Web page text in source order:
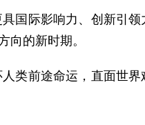
国际影响力、创新引领
向的新时期。
类前途命运，直面世界